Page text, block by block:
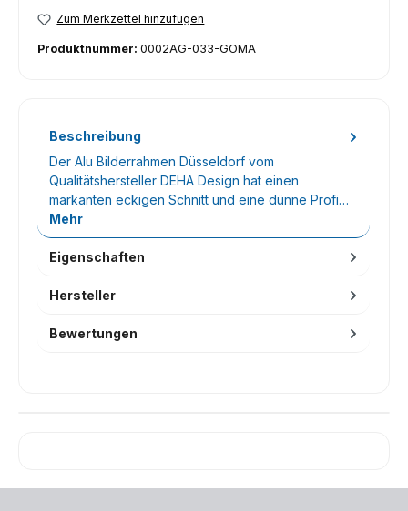
Zum Merkzettel hinzufügen
Produktnummer: 0002AG-033-GOMA
Beschreibung
Der Alu Bilderrahmen Düsseldorf vom
Qualitätshersteller DEHA Design hat einen
markanten eckigen Schnitt und eine dünne Profi…
Mehr
Eigenschaften
Hersteller
Bewertungen